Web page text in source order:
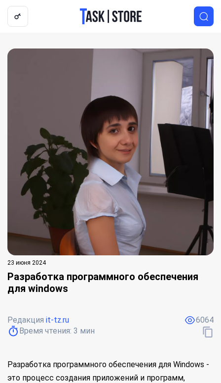
Логотип
23 июня 2024
Разработка программного обеспечения
для windows
Редакция it-tz.ru
Время чтения: 3 мин
6064
Разработка программного обеспечения для Windows -
это процесс создания приложений и программ,